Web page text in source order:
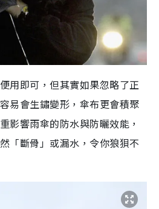
用即可，但其實如果忽略了正
易會生鏽變形，傘布更會積聚
影響雨傘的防水與防曬效能，
「斷骨」或漏水，令你狼狽不